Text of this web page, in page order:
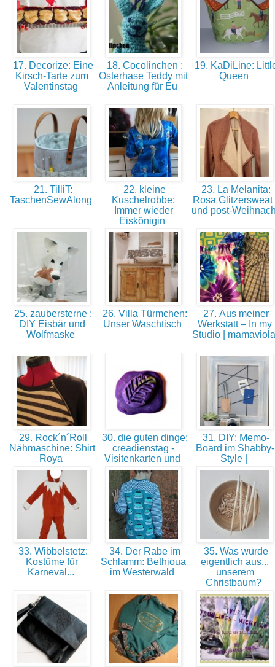
17. Decorize: Eine
Kirsch-Tarte zum
Valentinstag
18. Cocolinchen :
Osterhase Teddy mit
Anleitung für Eu
19. KaDiLine:
Queen
21. TilliT:
TaschenSewAlong
22. kleine
Kuschelrobbe:
Immer wieder
Eiskönigin
23. La Melanita:
Rosa Glitzersweat
und post-
25. zaubersterne :
DIY Eisbär und
Wolfmaske
26. Villa Türmchen:
Unser Waschtisch
27. Aus meiner
Werkstatt – In my
Studio |
29. Rock´n´Roll
Nähmaschine: Shirt
Roya
30. die guten dinge:
creadienstag -
Visitenkarten und
31. DIY: Memo-
Board im Shabby-
Style |
33. Wibbelstetz:
Kostüme für
Karneval...
34. Der Rabe im
Schlamm: Bethioua
im Westerwald
35. Was wurde
eigentlich aus...
unserem
Christbaum?